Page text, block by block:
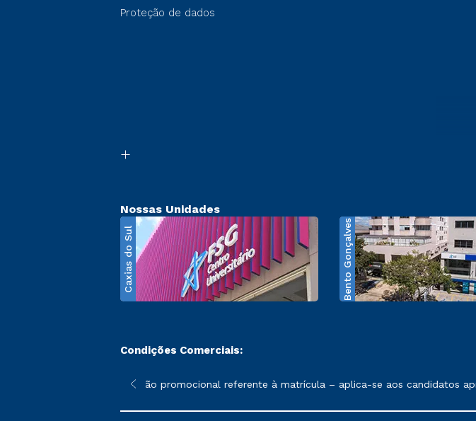
Proteção de dados
Nossas Unidades
Caxias do Sul Bento Gonçalves
Condições Comerciais:
sofrer alterações nos períodos de rematrícula conforme exposto no contrato de
*A condição promocional referente à matrícula – aplica-se aos candidatos